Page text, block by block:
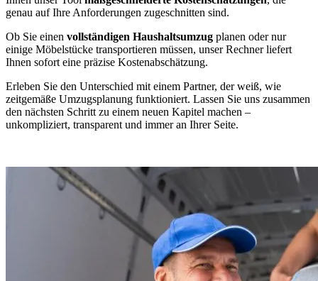
genau auf Ihre Anforderungen zugeschnitten sind.
Ob Sie einen vollständigen Haushaltsumzug planen oder nur
einige Möbelstücke transportieren müssen, unser Rechner liefert
Ihnen sofort eine präzise Kostenabschätzung.
Erleben Sie den Unterschied mit einem Partner, der weiß, wie
zeitgemäße Umzugsplanung funktioniert. Lassen Sie uns zusammen
den nächsten Schritt zu einem neuen Kapitel machen –
unkompliziert, transparent und immer an Ihrer Seite.